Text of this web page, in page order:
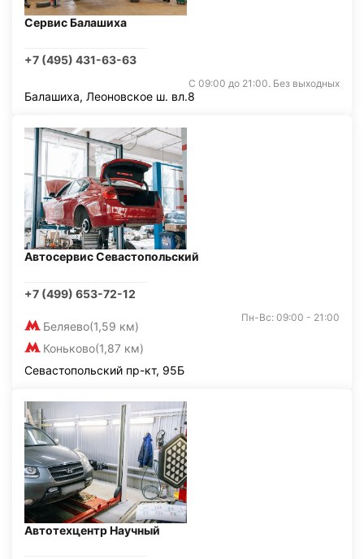
Сервис Балашиха
+7 (495) 431-63-63
С 09:00 до 21:00. Без выходных
Балашиха, Леоновское ш. вл.8
Автосервис Севастопольский
+7 (499) 653-72-12
Беляево(1,59 км)
Коньково(1,87 км)
Пн-Вс: 09:00 - 21:00
Севастопольский пр-кт, 95Б
Автотехцентр Научный